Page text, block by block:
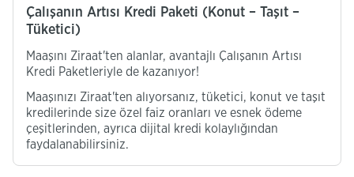
Çalışanın Artısı Kredi Paketi (Konut – Taşıt –
Tüketici)
Maaşını Ziraat'ten alanlar, avantajlı Çalışanın Artısı
Kredi Paketleriyle de kazanıyor!
Maaşınızı Ziraat'ten alıyorsanız, tüketici, konut ve taşıt
kredilerinde size özel faiz oranları ve esnek ödeme
çeşitlerinden, ayrıca dijital kredi kolaylığından
faydalanabilirsiniz.